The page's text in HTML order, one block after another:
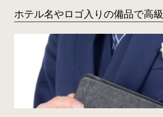
ホテル名やロゴ入りの備品で高